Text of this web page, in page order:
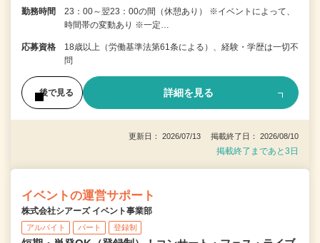
勤務時間
23：00～翌23：00の間（休憩あり） ※イベントによって、
時間帯の変動あり ※一定…
応募資格
18歳以上（労働基準法第61条による）、経験・学歴は一切不
問
後で見る 詳細を見る
更新日： 2026/07/13 掲載終了日： 2026/08/10
掲載終了まであと3日
イベントの運営サポート
株式会社シアーズ イベント事業部
アルバイト パート 登録制